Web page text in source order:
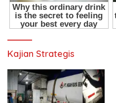
Kajian Strategis